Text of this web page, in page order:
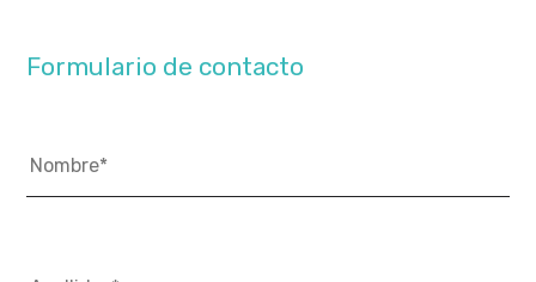
Formulario de contacto